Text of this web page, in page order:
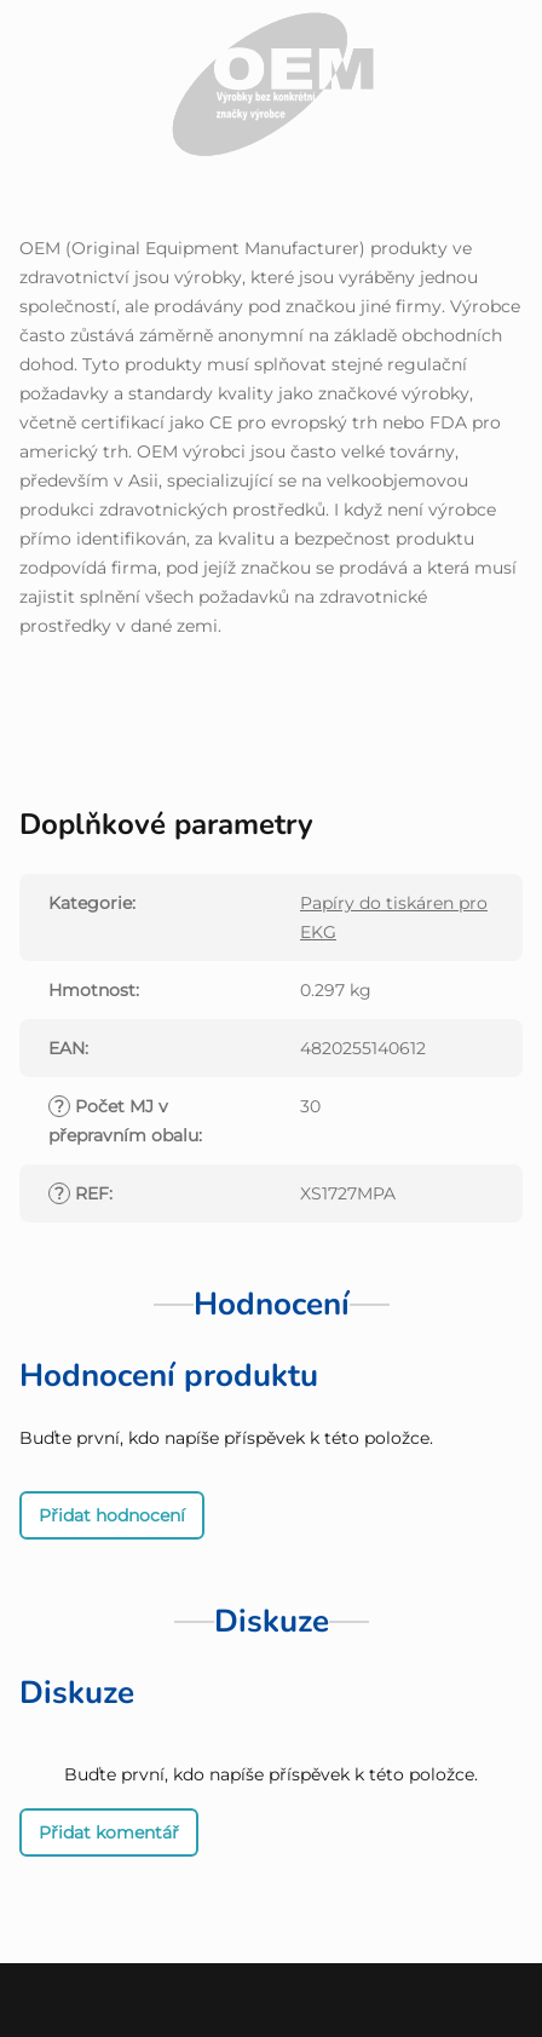
OEM (Original Equipment Manufacturer) produkty ve
zdravotnictví jsou výrobky, které jsou vyráběny jednou
společností, ale prodávány pod značkou jiné firmy. Výrobce
často zůstává záměrně anonymní na základě obchodních
dohod. Tyto produkty musí splňovat stejné regulační
požadavky a standardy kvality jako značkové výrobky,
včetně certifikací jako CE pro evropský trh nebo FDA pro
americký trh. OEM výrobci jsou často velké továrny,
především v Asii, specializující se na velkoobjemovou
produkci zdravotnických prostředků. I když není výrobce
přímo identifikován, za kvalitu a bezpečnost produktu
zodpovídá firma, pod jejíž značkou se prodává a která musí
zajistit splnění všech požadavků na zdravotnické
prostředky v dané zemi.
Doplňkové parametry
Kategorie:
Papíry do tiskáren pro
EKG
Hmotnost: 0.297 kg
EAN: 4820255140612
? Počet MJ v
přepravním obalu:
30
? REF: XS1727MPA
Hodnocení
Hodnocení produktu
Buďte první, kdo napíše příspěvek k této položce.
Přidat hodnocení
Diskuze
Diskuze
Buďte první, kdo napíše příspěvek k této položce.
Přidat komentář